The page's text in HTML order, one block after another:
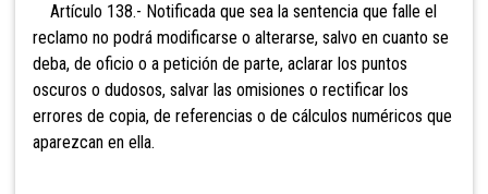
Artículo 138.- Notificada que sea la sentencia que falle el
reclamo no podrá modificarse o alterarse, salvo en cuanto se
deba, de oficio o a petición de parte, aclarar los puntos
oscuros o dudosos, salvar las omisiones o rectificar los
errores de copia, de referencias o de cálculos numéricos que
aparezcan en ella.